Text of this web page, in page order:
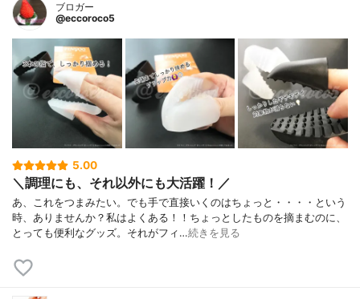
ブロガー
@eccoroco5
5.00
＼調理にも、それ以外にも大活躍！／
あ、これをつまみたい。でも手で直接いくのはちょっと・・・・という
時、ありませんか？私はよくある！！ちょっとしたものを摘まむのに、
とっても便利なグッズ。それがフィ…続きを見る